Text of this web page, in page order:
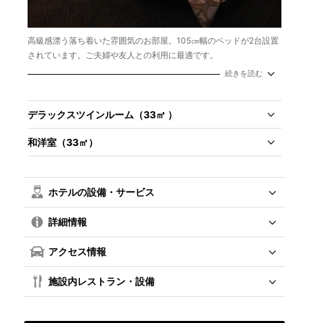
高級感漂う落ち着いた雰囲気のお部屋。105㎝幅のベッドが2台設置
されています。ご夫婦や友人との利用に最適です。
定員／2名
ベッド幅／105cm×2台
バスタイプ／シャワーブースのみ
続きを読む
デラックスツインルーム（33㎡ ）
和洋室（33㎡）
ホテルの設備・サービス
詳細情報
アクセス情報
施設内レストラン・設備